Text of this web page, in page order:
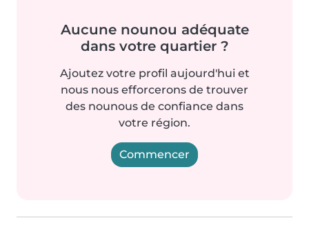
Aucune nounou adéquate
dans votre quartier ?
Ajoutez votre profil aujourd'hui et
nous nous efforcerons de trouver
des nounous de confiance dans
votre région.
Commencer